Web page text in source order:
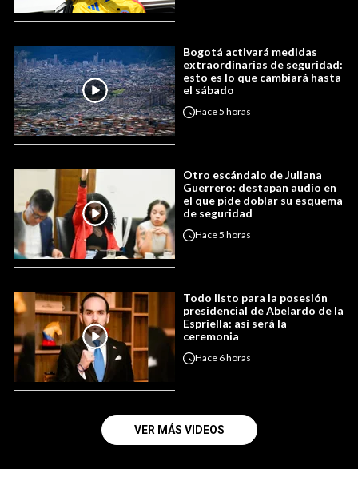
Bogotá activará medidas
extraordinarias de seguridad:
esto es lo que cambiará hasta
el sábado
Hace5 horas
Otro escándalo de Juliana
Guerrero: destapan audio en
el que pide doblar su esquema
de seguridad
Hace5 horas
Todo listo para la posesión
presidencial de Abelardo de la
Espriella: así será la
ceremonia
Hace 6 horas
VER MÁS VIDEOS